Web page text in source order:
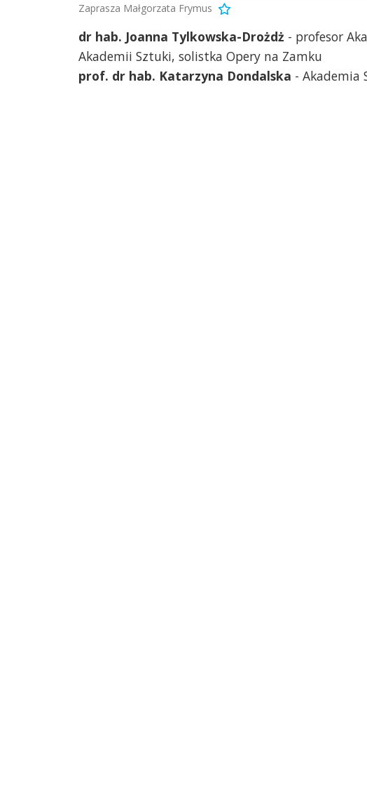
Zaprasza Małgorzata Frymus
dr hab. Joanna Tylkowska-Drożdż - profesor
Akademii Sztuki, solistka Opery na Zamku
prof. dr hab. Katarzyna Dondalska - Akademia